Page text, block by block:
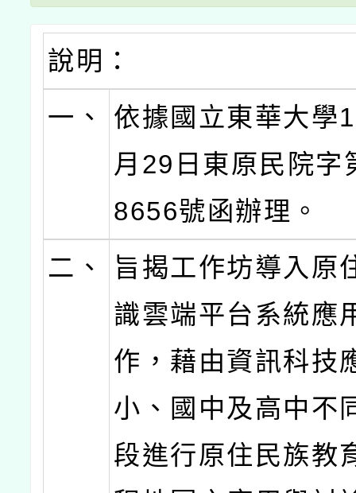
說明：
一、
依據國立東華大學
月29日東原民院字
8656號函辦理。
二、
旨揭工作坊導入原
識雲端平台系統應
作，藉由資訊科技
小、國中及高中不
段進行原住民族教